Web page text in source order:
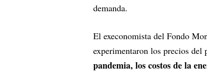
demanda.
El execonomista del Fondo
experimentaron los precios
pandemia, los costos de la